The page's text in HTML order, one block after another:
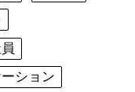
ション